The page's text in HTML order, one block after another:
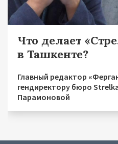
Что делает
в Ташкенте?
Главный редактор
гендиректору бюро
Парамоновой